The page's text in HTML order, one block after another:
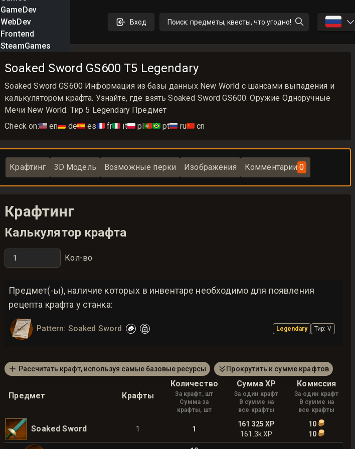
GameDev
WebDev
Frontend
SteamGames
Вход Поиск: предметы, квесты, что угодно! 🇷🇺
Soaked Sword GS600 T5 Legendary
Soaked Sword GS600 Информация из базы данных New World с шансами выпадения и
калькулятором крафта. Узнайте, где взять Soaked Sword GS600. Оружие Одноручные
Мечи New World. Тир 5 Legendary Предмет
Check on:🇺🇸 en🇩🇪 de🇪🇸 es🇫🇷 fr🇮🇹 it🇵🇱 pl🇵🇹🇧🇷 pt🇷🇺 ru🇨🇳 cn
Крафтинг 3D Модель Возможные перки Изображения Комментарии 0
Крафтинг
Калькулятор крафта
Кол-во
Предмет(-ы), наличие которых в инвентаре необходимо для появления
рецепта крафта у станка:
Pattern: Soaked Sword Legendary Тир: V
Рассчитать крафт, используя самые базовые ресурсы Прокрутить к сумме крафтов
Предмет Крафты
Количество
За крафт, шт
Сумма за
крафты, шт
Сумма XP
За один крафт
В сумме на
все крафты
Комиссия
За один крафт
В сумме на
все крафты
Soaked Sword 1 1
161 325 XP
161.3kXP
10
10